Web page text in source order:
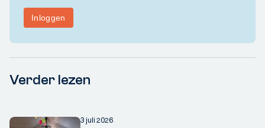
Verder lezen
3 juli 2026